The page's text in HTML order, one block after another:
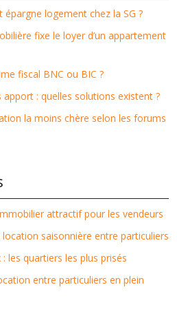
épargne logement chez la SG ?
fixe le loyer d’un appartement
fiscal BNC ou BIC ?
apport : quelles solutions existent ?
la moins chère selon les forums
attractif pour les vendeurs
saisonnière entre particuliers
les quartiers les plus prisés
entre particuliers en plein